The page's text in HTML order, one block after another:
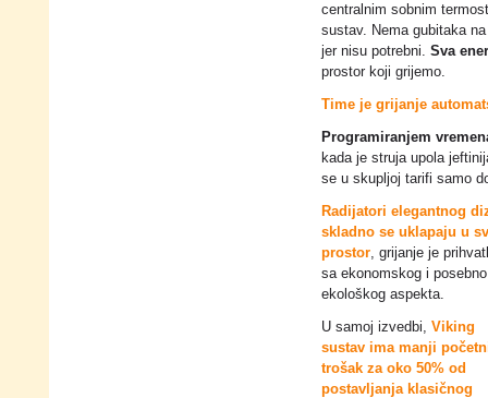
centralnim sobnim
sustav. Nema gubitaka
jer nisu potrebni. Sva
prostor koji grijemo.
Time je grijanje
Programiranjem
kada je struja upola
se u skupljoj tarifi samo
Radijatori elegantnog
skladno se uklapaju u
prostor, grijanje je
sa ekonomskog i posebno
ekološkog aspekta.
U samoj izvedbi, Viking
sustav ima manji
trošak za oko 50% od
postavljanja klasičnog